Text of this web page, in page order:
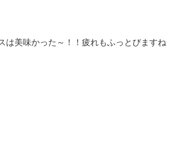
美味かった～！！疲れもふっとびますね